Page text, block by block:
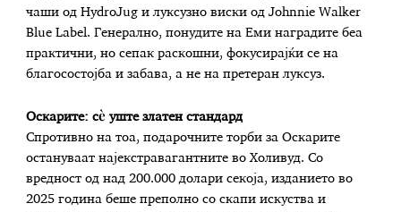
чаши од HydroJug и луксузно виски од Johnnie Walker
Blue Label. Генерално, понудите на Еми наградите беа
практични, но сепак раскошни, фокусирајќи се на
благосостојба и забава, а не на претеран луксуз.
Оскарите: сè уште златен стандард
Спротивно на тоа, подарочните торби за Оскарите
остануваат најекстравагантните во Холивуд. Со
вредност од над 200.000 долари секоја, изданието во
2025 година беше преполно со скапи искуства и